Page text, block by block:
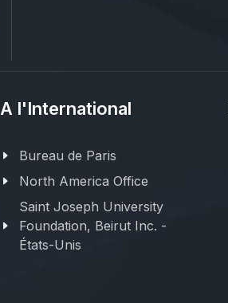
A l'International
Bureau de Paris
North America Office
Saint Joseph University
Foundation, Beirut Inc. -
États-Unis